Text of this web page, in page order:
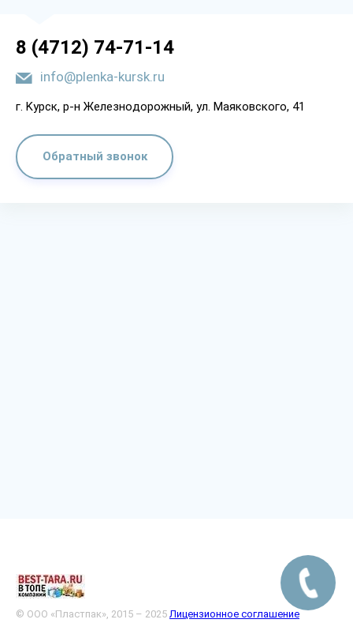
8 (4712) 74-71-14
info@plenka-kursk.ru
г. Kypcк, p-н Жeлeзнoдopoжный, yл. Мaякoвcкoгo, 41
Обратный звонок
© ООО «Пластпак», 2015 – 2025 Лицензионное соглашение